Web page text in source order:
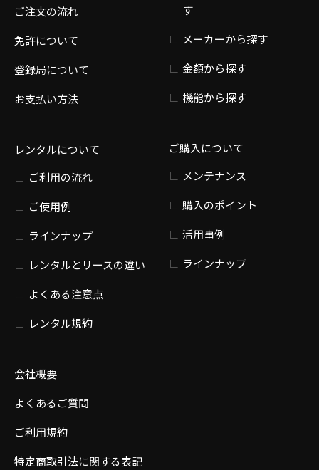
ご注文の流れ
免許について
登録局について
お支払い方法
レンタルについて
ご利用の流れ
ご使用例
ラインナップ
レンタルとリースの違い
よくある注意点
レンタル規約
会社概要
よくあるご質問
ご利用規約
特定商取引法に関する表記
す
メーカーから探す
金額から探す
機能から探す
ご購入について
メンテナンス
購入のポイント
活用事例
ラインナップ